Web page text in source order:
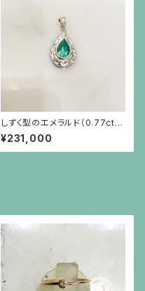
しずく型のエメラルド（0.77ct）、
プラチナ、18金、小さなダイヤモ
ンドのペンダント(チェーン別）
¥231,000